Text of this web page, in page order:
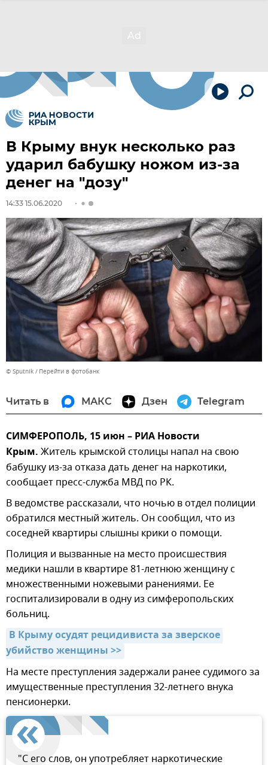
В Крыму внук несколько раз
ударил бабушку ножом из-за
денег на "дозу"
14:33 15.06.2020
© Sputnik Перейти в фотобанк
Читать в МАКС Дзен Telegram
СИМФЕРОПОЛЬ, 15 июн – РИА Новости
Крым. Житель крымской столицы напал на свою
бабушку из-за отказа дать денег на наркотики,
сообщает пресс-служба МВД по РК.
В ведомстве рассказали, что ночью в отдел полиции
обратился местный житель. Он сообщил, что из
соседней квартиры слышны крики о помощи.
Полиция и вызванные на место происшествия
медики нашли в квартире 81-летнюю женщину с
множественными ножевыми ранениями. Ее
госпитализировали в одну из симферопольских
больниц.
В Крыму осудят рецидивиста за зверское
убийство женщины >>
На месте преступления задержали ранее судимого за
имущественные преступления 32-летнего внука
пенсионерки.
"С его слов, он употребляет наркотические